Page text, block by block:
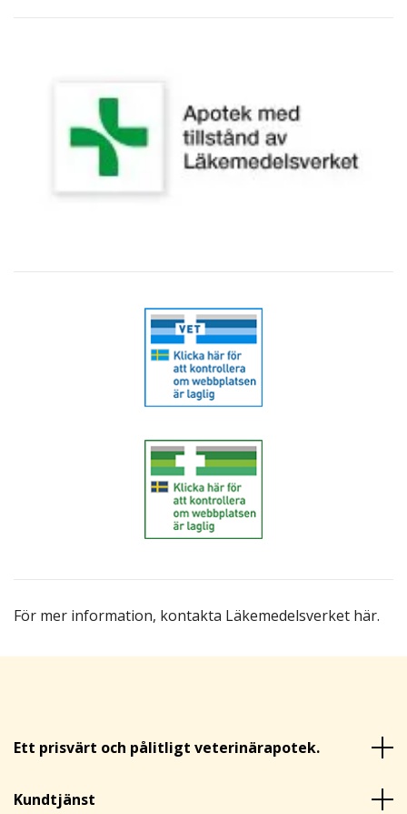
För mer information, kontakta Läkemedelsverket här.
Ett prisvärt och pålitligt veterinärapotek.
Kundtjänst